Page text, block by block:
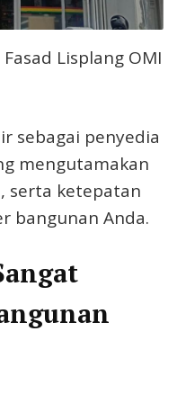
Lisplang OMI
sebagai penyedia
mengutamakan
serta ketepatan
bangunan Anda.